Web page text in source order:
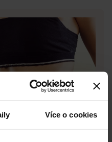
Více o cookies